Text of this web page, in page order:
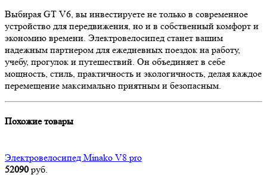
Выбирая GT V6, вы инвестируете не только в современное
устройство для передвижения, но и в собственный комфорт и
экономию времени. Электровелосипед станет вашим
надежным партнером для ежедневных поездок на работу,
учебу, прогулок и путешествий. Он объединяет в себе
мощность, стиль, практичность и экологичность, делая каждое
перемещение максимально приятным и безопасным.
Похожие товары
Электровелосипед Minako V8 pro
52090 руб.